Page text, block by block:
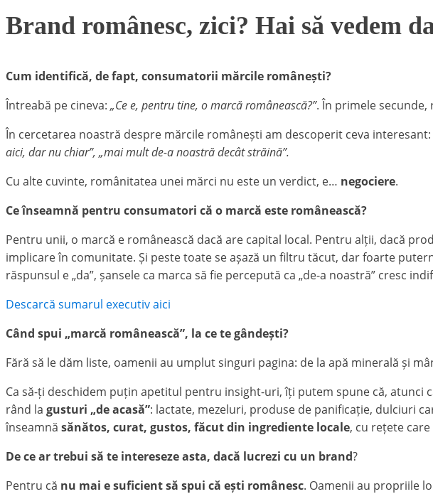
Brand românesc, zici? Hai să vedem
Cum identifică, de fapt, consumatorii mărcile românești?
Întreabă pe cineva: „Ce e, pentru tine, o marcă românească?”. În primele
În cercetarea noastră despre mărcile românești am descoperit ceva interesant:
aici, dar nu chiar”, „mai mult de-a noastră decât străină”.
Cu alte cuvinte, românitatea unei mărci nu este un verdict, e… negociere.
Ce înseamnă pentru consumatori că o marcă este românească?
Pentru unii, o marcă e românească dacă are capital local. Pentru alții, dacă
implicare în comunitate. Și peste toate se așază un filtru tăcut, dar foarte
răspunsul e „da”, șansele ca marca să fie percepută ca „de-a noastră” cresc
Descarcă sumarul executiv aici
Când spui „marcă românească”, la ce te gândești?
Fără să le dăm liste, oamenii au umplut singuri pagina: de la apă minerală și
Ca să-ți deschidem puțin apetitul pentru insight-uri, îți putem spune că,
rând la gusturi „de acasă”: lactate, mezeluri, produse de panificație, dulciuri
înseamnă sănătos, curat, gustos, făcut din ingrediente locale, cu rețete
De ce ar trebui să te intereseze asta, dacă lucrezi cu un brand?
Pentru că nu mai e suficient să spui că ești românesc. Oamenii au propriile